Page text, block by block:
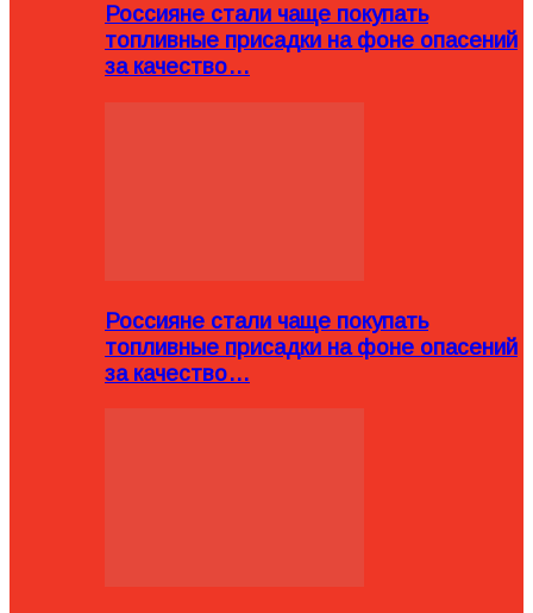
Россияне стали чаще покупать
топливные присадки на фоне опасений
за качество…
Россияне стали чаще покупать
топливные присадки на фоне опасений
за качество…